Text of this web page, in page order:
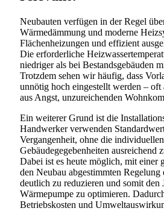
Neubauten verfügen in der Regel
Wärmedämmung und moderne
Flächenheizungen und effizient
Die erforderliche
niedriger als bei Bestandsgebäuden
Trotzdem sehen wir häufig, dass
unnötig hoch eingestellt werden – oft
aus Angst, unzureichenden
Ein weiterer Grund ist die
Handwerker verwenden
Vergangenheit, ohne die individuellen
Gebäudegegebenheiten ausreichend
Dabei ist es heute möglich, mit einer
den Neubau abgestimmten
deutlich zu reduzieren und somit den
Wärmepumpe zu optimieren.
Betriebskosten und